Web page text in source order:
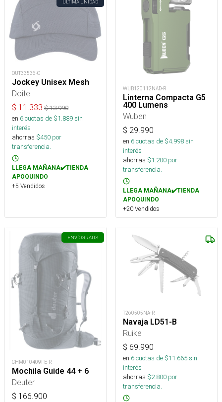
ÚLTIMA UNIDAD
OUT33536-C
Jockey Unisex Mesh
Doite
$ 11.333 $13.990
en 6cuotas de $1.889sin
interés
ahorras $450 por
transferencia.
LLEGA MAÑANA✔️TIENDA
APOQUINDO
+5 Vendidos
WUB120112NAD-R
Linterna Compacta G5
400 Lumens
Wuben
$ 29.990
en 6cuotas de $4.998sin
interés
ahorras $1.200 por
transferencia.
LLEGA MAÑANA✔️TIENDA
APOQUINDO
+20 Vendidos
ENVÍOGRATIS
CHM010409FE-R
Mochila Guide 44 + 6
Deuter
$ 166.900
T260505NA-R
Navaja LD51-B
Ruike
$ 69.990
en 6cuotas de $11.665sin
interés
ahorras $2.800 por
transferencia.